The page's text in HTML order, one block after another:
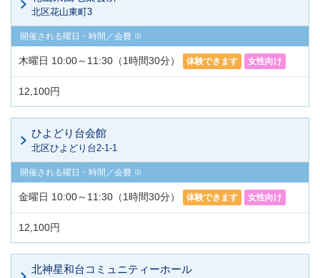
北区花山東町3
木曜日 10:00～11:30（1時間30分） 体験できます 女性向け
12,100円
ひよどり台会館
北区ひよどり台2-1-1
金曜日 10:00～11:30（1時間30分） 体験できます 女性向け
12,100円
北神星和台コミュニティーホール